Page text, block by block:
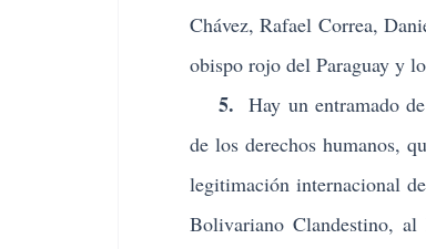
Chávez, Rafael Correa,
obispo rojo del Paraguay y
5. Hay un entramado
de los derechos humanos,
legitimación internacional
Bolivariano Clandestino,